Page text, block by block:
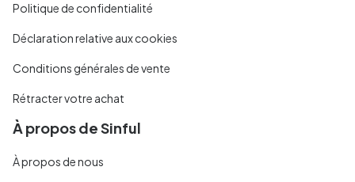
Politique de confidentialité
Déclaration relative aux cookies
Conditions générales de vente
Rétracter votre achat
À propos de Sinful
À propos de nous